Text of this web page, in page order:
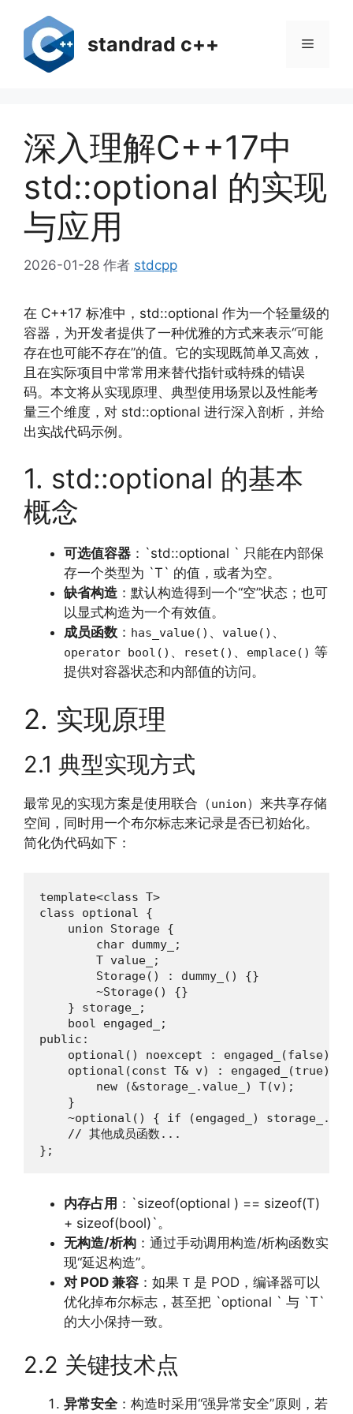
standrad c++ 菜
深入理解C++17中
std::optional 的实现
与应用
2026-01-28 作者 stdcpp
在 C++17 标准中，std::optional 作为一个轻量级的
容器，为开发者提供了一种优雅的方式来表示“可能
存在也可能不存在”的值。它的实现既简单又高效，
且在实际项目中常常用来替代指针或特殊的错误
码。本文将从实现原理、典型使用场景以及性能考
量三个维度，对 std::optional 进行深入剖析，并给
出实战代码示例。
1. std::optional 的基本
概念
可选值容器 ：`std::optional ` 只能在内部保
存一个类型为 `T` 的值，或者为空。
缺省构造 ：默认构造得到一个“空”状态；也可
以显式构造为一个有效值。
成员函数 ： has_value() 、 value() 、
operator bool() 、 reset() 、 emplace() 等
提供对容器状态和内部值的访问。
2. 实现原理
2.1 典型实现方式
最常见的实现方案是使用联合（union）来共享存储
空间，同时用一个布尔标志来记录是否已初始化。
简化伪代码如下：
template<class T>
class optional {
    union Storage {
        char dummy_;
        T value_;
        Storage() : dummy_() {}
        ~Storage() {}
    } storage_;
    bool engaged_;
public:
    optional() noexcept : engaged_(false) {}
    optional(const T& v) : engaged_(true) {
        new (&storage_.value_) T(v);
    }
~optional() { if (engaged_)
    // 其他成员函数...
};
内存占用 ：`sizeof(optional ) == sizeof(T)
+ sizeof(bool)`。
无构造/析构 ：通过手动调用构造/析构函数实
现“延迟构造”。
对 POD 兼容 ：如果 T 是 POD，编译器可以
优化掉布尔标志，甚至把 `optional ` 与 `T`
的大小保持一致。
2.2 关键技术点
异常安全：构造时采用“强异常安全”原则，若